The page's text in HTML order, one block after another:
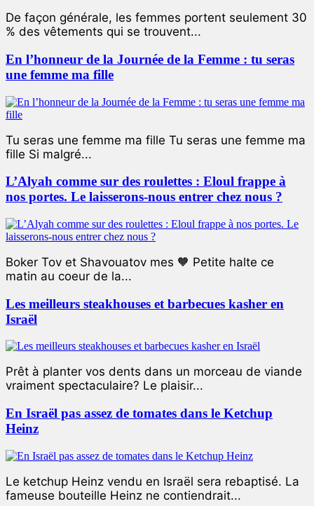
De façon générale, les femmes portent seulement 30
% des vêtements qui se trouvent...
En l’honneur de la Journée de la Femme : tu seras
une femme ma fille
Tu seras une femme ma fille Tu seras une femme ma
fille Si malgré...
L’Alyah comme sur des roulettes : Eloul frappe à
nos portes. Le laisserons-nous entrer chez nous ?
Boker Tov et Shavouatov mes 🧡 Petite halte ce
matin au coeur de la...
Les meilleurs steakhouses et barbecues kasher en
Israël
Prêt à planter vos dents dans un morceau de viande
vraiment spectaculaire? Le plaisir...
En Israël pas assez de tomates dans le Ketchup
Heinz
Le ketchup Heinz vendu en Israël sera rebaptisé. La
fameuse bouteille Heinz ne contiendrait...